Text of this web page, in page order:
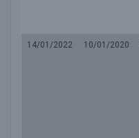
14/01/2022 10/01/2020